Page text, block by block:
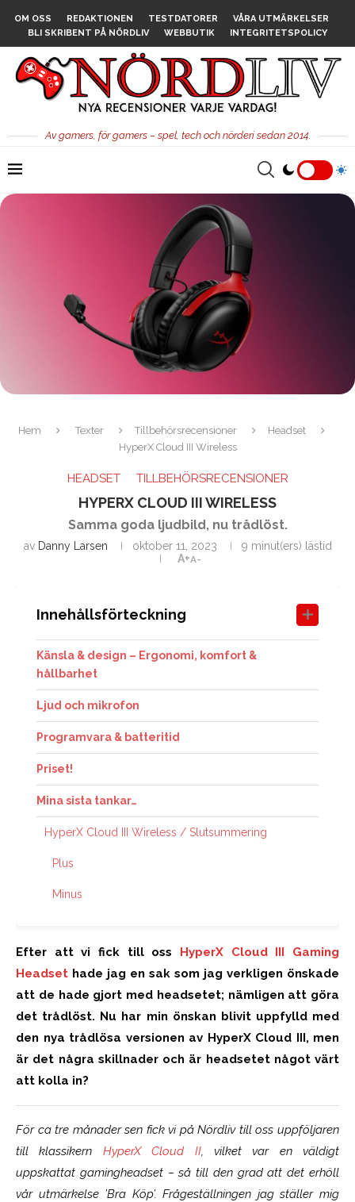
OM OSS REDAKTIONEN TESTDATORER
VÅRA UTMÄRKELSER
BLI SKRIBENT PÅ NÖRDLIV
WEBBUTIK INTEGRITETSPOLICY
Av gamers, för gamers – spel, tech och nörderi sedan 2014.
Hem Texter Tillbehörsrecensioner
Headset
HyperX Cloud III Wireless
HEADSET TILLBEHÖRSRECENSIONER
HYPERX CLOUD III WIRELESS
Samma goda ljudbild, nu trådlöst.
av Danny Larsen oktober 11, 2023
9 minut(ers) lästid
A+A-
Innehållsförteckning
Känsla & design – Ergonomi, komfort &
hållbarhet
Ljud och mikrofon
Programvara & batteritid
Priset!
Mina sista tankar…
HyperX Cloud III Wireless / Slutsummering
Plus
Minus
Efter att vi fick till oss HyperX Cloud III Gaming
Headset hade jag en sak som jag verkligen önskade
att de hade gjort med headsetet; nämligen att göra
det trådlöst. Nu har min önskan blivit uppfylld med
den nya trådlösa versionen av HyperX Cloud III, men
är det några skillnader och är headsetet något värt
att kolla in?
För ca tre månader sen fick vi på Nördliv till oss uppföljaren
till klassikern HyperX Cloud II, vilket var en väldigt
uppskattat gamingheadset – så till den grad att det erhöll
vår utmärkelse ’Bra Köp’. Frågeställningen jag ställer mig